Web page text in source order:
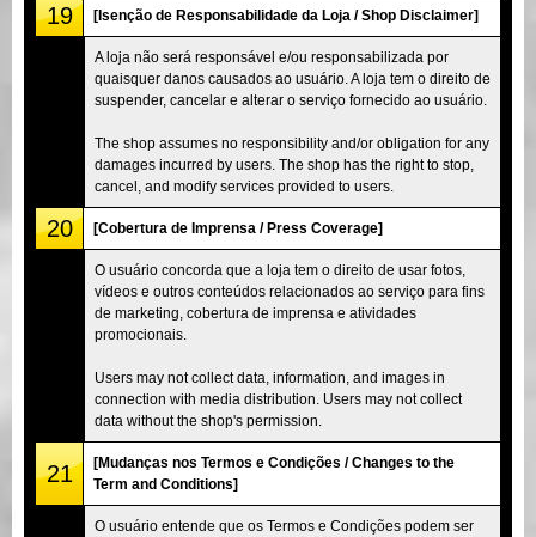
19 [Isenção de Responsabilidade da Loja / Shop Disclaimer]
A loja não será responsável e/ou responsabilizada por
quaisquer danos causados ao usuário. A loja tem o direito de
suspender, cancelar e alterar o serviço fornecido ao usuário.
The shop assumes no responsibility and/or obligation for any
damages incurred by users. The shop has the right to stop,
cancel, and modify services provided to users.
20 [Cobertura de Imprensa / Press Coverage]
O usuário concorda que a loja tem o direito de usar fotos,
vídeos e outros conteúdos relacionados ao serviço para fins
de marketing, cobertura de imprensa e atividades
promocionais.
Users may not collect data, information, and images in
connection with media distribution. Users may not collect
data without the shop's permission.
21
[Mudanças nos Termos e Condições / Changes to the
Term and Conditions]
O usuário entende que os Termos e Condições podem ser